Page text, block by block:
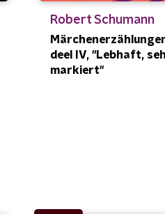
Robert Schumann
deel IV, "Lebhaft,
markiert"